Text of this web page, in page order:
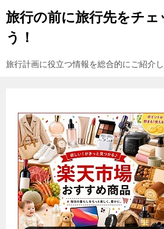
旅行の前に旅行先をチェ
う！
旅行計画に役立つ情報を総合的にご紹介し